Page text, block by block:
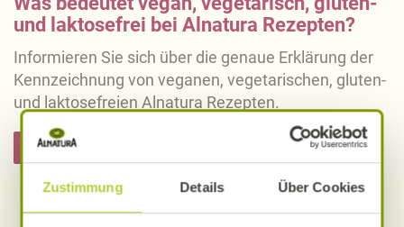
Zustimmung Details Über Cookies
und laktosefrei bei Alnatura Rezepten?
Informieren Sie sich über die genaue Erklärung der
Kennzeichnung von veganen, vegetarischen, gluten-
und laktosefreien Alnatura Rezepten.
Hier informieren
Entdecken Sie weitere Rezepte